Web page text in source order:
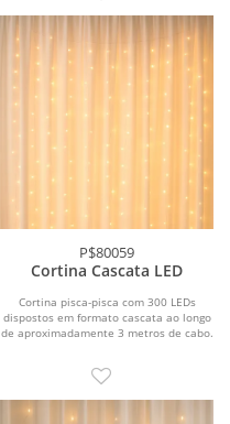
P$80059
Cortina Cascata LED
Cortina pisca-pisca com 300 LEDs
dispostos em formato cascata ao longo
de aproximadamente 3 metros de cabo.